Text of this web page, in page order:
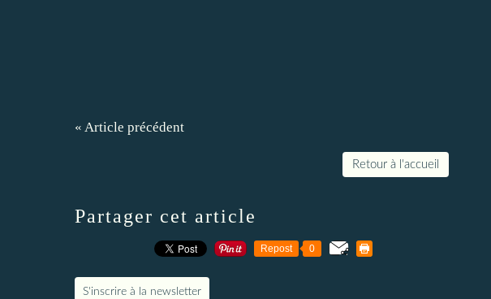
« Article précédent
Retour à l'accueil
Partager cet article
Repost 0
S'inscrire à la newsletter